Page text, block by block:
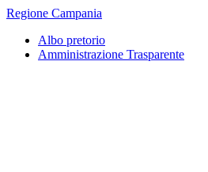
Regione Campania
Albo pretorio
Amministrazione Trasparente